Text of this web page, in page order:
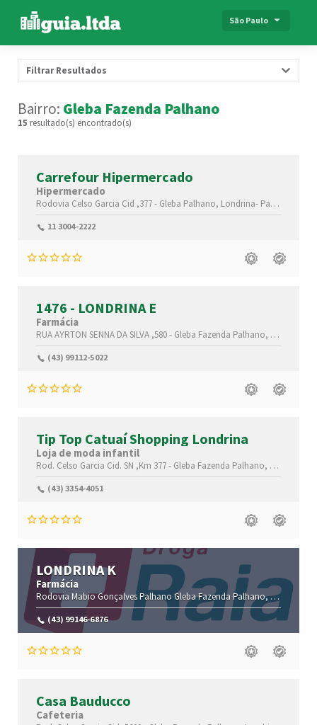
São Paulo
Filtrar Resultados
Bairro: Gleba Fazenda Palhano
15 resultado(s) encontrado(s)
Carrefour Hipermercado
Hipermercado
Rodovia Celso Garcia Cid ,377 - Gleba Palhano, Londrina- Paraná(PR)
11 3004-2222
1476 - LONDRINA E
Farmácia
RUA AYRTON SENNA DA SILVA ,580 - Gleba Fazenda Palhano, Londrina-
(43) 99112-5022
Tip Top Catuaí Shopping Londrina
Loja de moda infantil
Rod. Celso Garcia Cid. SN ,Km 377 - Gleba Fazenda Palhano, Londrina-
(43) 3354-4051
LONDRINA K
Farmácia
Rodovia Mabio Gonçalves PalhanoGleba Fazenda Palhano,Londrina-
(43) 99146-6876
Casa Bauducco
Cafeteria